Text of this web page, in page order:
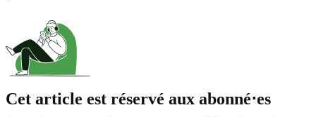
Cet article est réservé aux abonné⋅es